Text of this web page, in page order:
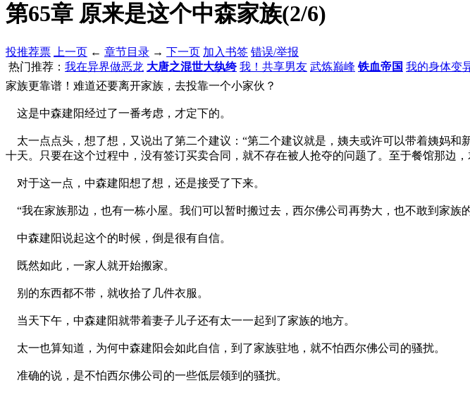
第65章 原来是这个中森家族(2/6)
投推荐票 上一页 ← 章节目录 → 下一页 加入书签 错误/举报
热门推荐： 我在异界做恶龙 大唐之混世大纨绔 我！共享男友 武炼巅峰 铁血帝国 我的身体变
家族更靠谱！难道还要离开家族，去投靠一个小家伙？
这是中森建阳经过了一番考虑，才定下的。
太一点点头，想了想，又说出了第二个建议：“第二个建议就是，姨夫或许可以带着姨妈
十天。只要在这个过程中，没有签订买卖合同，就不存在被人抢夺的问题了。至于餐馆那边
对于这一点，中森建阳想了想，还是接受了下来。
“我在家族那边，也有一栋小屋。我们可以暂时搬过去，西尔佛公司再势大，也不敢到家族
中森建阳说起这个的时候，倒是很有自信。
既然如此，一家人就开始搬家。
别的东西都不带，就收拾了几件衣服。
当天下午，中森建阳就带着妻子儿子还有太一一起到了家族的地方。
太一也算知道，为何中森建阳会如此自信，到了家族驻地，就不怕西尔佛公司的骚扰。
准确的说，是不怕西尔佛公司的一些低层领到的骚扰。